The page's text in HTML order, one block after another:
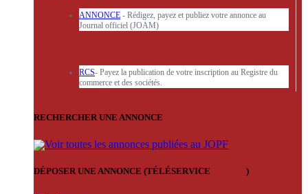
ANNONCE - Rédigez, payez et publiez votre annonce au
Journal officiel (JOAM)
RCS- Payez la publication de votre inscription au Registre du
commerce et des sociétés.
RECHERCHER UNE ANNONCE
Voir toutes les annonces publiées au JOPF
DÉPOSER UNE ANNONCE (TÉLÉSERVICE )